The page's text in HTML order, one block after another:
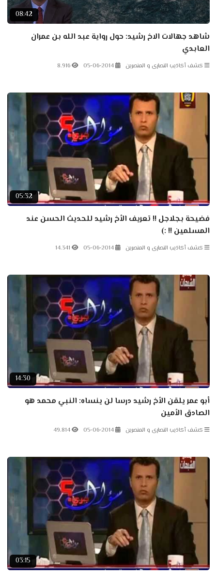
08:42
شاهد جهالات الاخ رشيد: حول رواية عبد الله بن عمران
العابدي
كشف أكاذيب النصارى و المنصرين 05-06-2014
8.916
05:32
فضيحة بجلاجل !! تعريف الأخ رشيد للحديث الحسن عند
المسلمين !! :)
كشف أكاذيب النصارى و المنصرين 05-06-2014
14.341
14:30
أبو عمر يلقن الأخ رشيد درسا لن ينساه: النبي محمد هو
الصادق الأمين
كشف أكاذيب النصارى و المنصرين 05-06-2014
49.814
03:15